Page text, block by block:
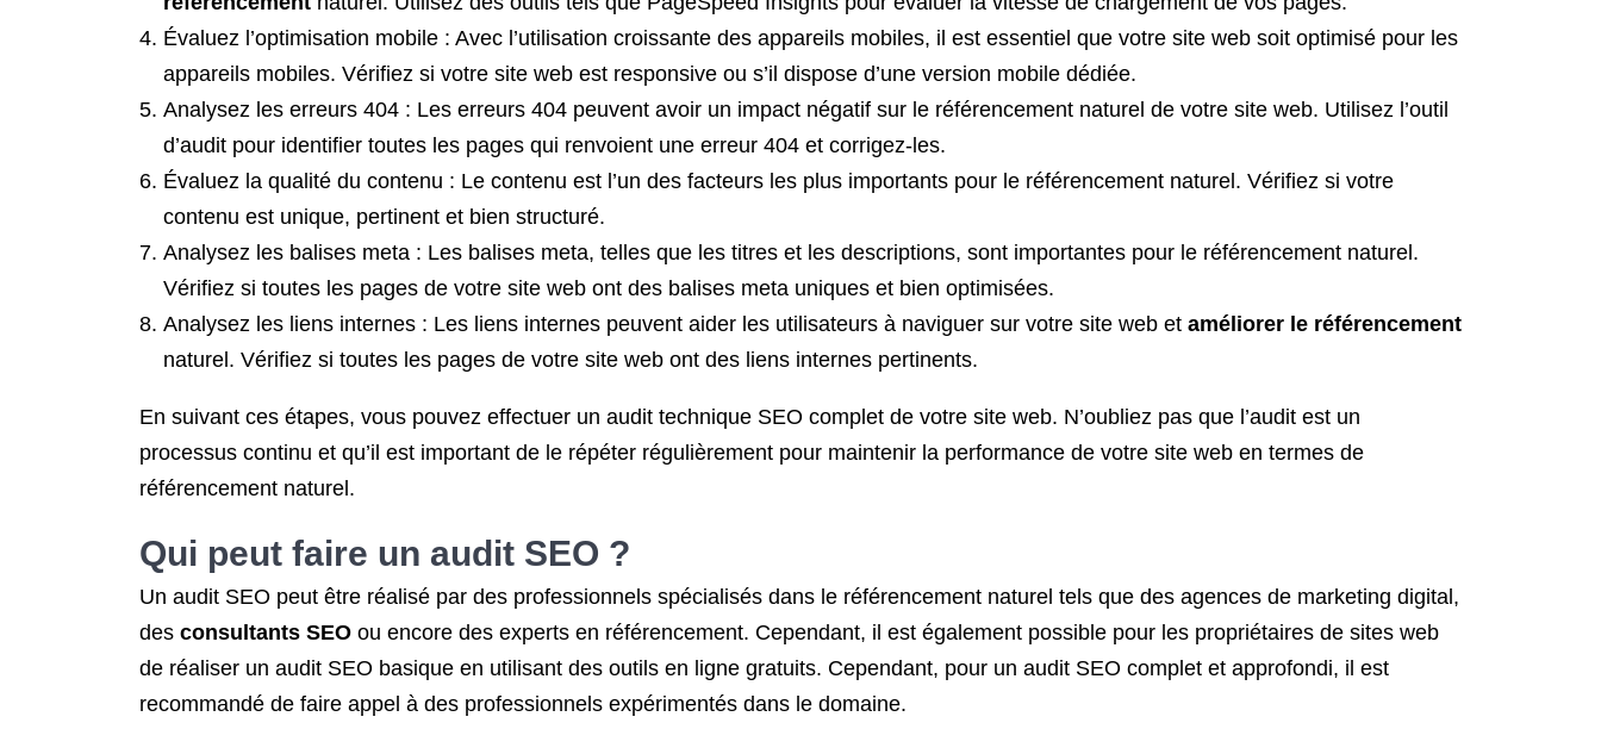
Évaluez l’optimisation mobile : Avec l’utilisation croissante des appareils mobiles, il est essentiel que votre site web soit optimisé pour les
appareils mobiles. Vérifiez si votre site web est responsive ou s’il dispose d’une version mobile dédiée.
Analysez les erreurs 404 : Les erreurs 404 peuvent avoir un impact négatif sur le référencement naturel de votre site web. Utilisez l’outil
d’audit pour identifier toutes les pages qui renvoient une erreur 404 et corrigez-les.
Évaluez la qualité du contenu : Le contenu est l’un des facteurs les plus importants pour le référencement naturel. Vérifiez si votre
contenu est unique, pertinent et bien structuré.
Analysez les balises meta : Les balises meta, telles que les titres et les descriptions, sont importantes pour le référencement naturel.
Vérifiez si toutes les pages de votre site web ont des balises meta uniques et bien optimisées.
Analysez les liens internes : Les liens internes peuvent aider les utilisateurs à naviguer sur votre site web et améliorer le référencement
naturel. Vérifiez si toutes les pages de votre site web ont des liens internes pertinents.
En suivant ces étapes, vous pouvez effectuer un audit technique SEO complet de votre site web. N’oubliez pas que l’audit est un
processus continu et qu’il est important de le répéter régulièrement pour maintenir la performance de votre site web en termes de
référencement naturel.
Qui peut faire un audit SEO ?
Un audit SEO peut être réalisé par des professionnels spécialisés dans le référencement naturel tels que des agences de marketing digital,
des consultants SEO ou encore des experts en référencement. Cependant, il est également possible pour les propriétaires de sites web
de réaliser un audit SEO basique en utilisant des outils en ligne gratuits. Cependant, pour un audit SEO complet et approfondi, il est
recommandé de faire appel à des professionnels expérimentés dans le domaine.